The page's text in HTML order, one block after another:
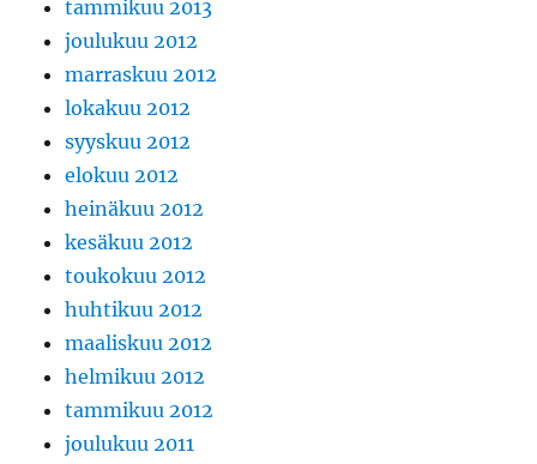
tammikuu 2013
joulukuu 2012
marraskuu 2012
lokakuu 2012
syyskuu 2012
elokuu 2012
heinäkuu 2012
kesäkuu 2012
toukokuu 2012
huhtikuu 2012
maaliskuu 2012
helmikuu 2012
tammikuu 2012
joulukuu 2011